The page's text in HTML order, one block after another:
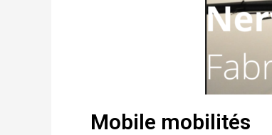
Mobile mobilités